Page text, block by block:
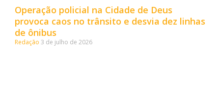
Operação policial na Cidade de Deus
provoca caos no trânsito e desvia dez linhas
de ônibus
Redação 3 de julho de 2026